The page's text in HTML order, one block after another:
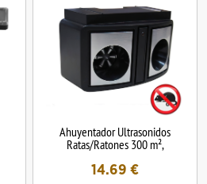
Ahuyentador Ultrasonidos
Ratas/Ratones 300 m²,
14.69 €